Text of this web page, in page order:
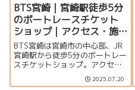
BTS宮崎｜宮崎駅徒歩5分
のボートレースチケット
ショップ｜アクセス・施
設情報
BTS宮崎は宮崎市の中心部、JR
宮崎駅から徒歩5分のボートレー
スチケットショップ。アクセス
良好で仕事帰りやお出かけつい
でにも立ち寄りやすい便利な立
2025.07.20